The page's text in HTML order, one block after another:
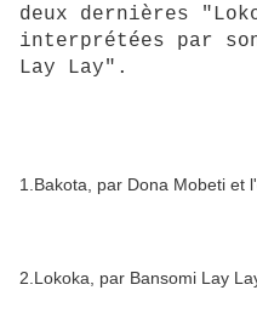
deux dernières
interprétées par son
Lay Lay".
1.Bakota, par Dona Mobeti et
2.Lokoka, par Bansomi Lay